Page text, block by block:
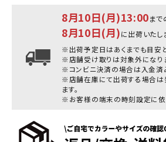
8月10日(月)13:00まで
8月10日(月)に出荷いたし
※出荷予定日はあくまでも目安と
※店舗受け取りは対象外になり
※コンビニ決済の場合は入金済
※店舗在庫にて出荷する場合は
ます。
※お客様の端末の時刻設定に依